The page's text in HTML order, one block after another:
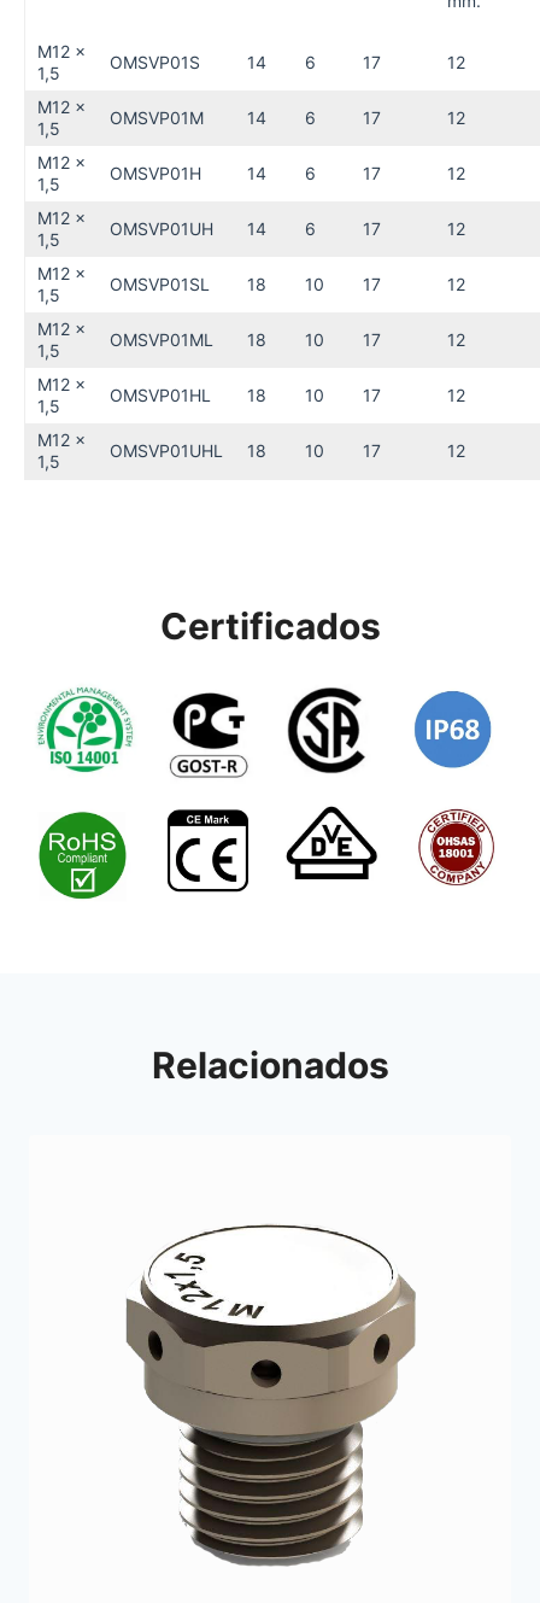
M12 x
1,5
OMSVP01S 14 6 17 12
M12 x
1,5
OMSVP01M 14 6 17 12
M12 x
1,5
OMSVP01H 14 6 17 12
M12 x
1,5
OMSVP01UH 14 6 17 12
M12 x
1,5
OMSVP01SL 18 10 17 12
M12 x
1,5
OMSVP01ML 18 10 17 12
M12 x
1,5
OMSVP01HL 18 10 17 12
M12 x
1,5
OMSVP01UHL 18 10 17 12
Certificados
Relacionados